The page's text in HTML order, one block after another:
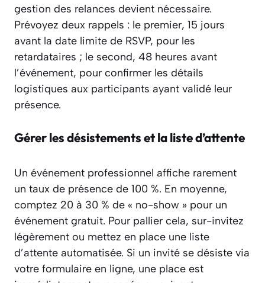
gestion des relances devient nécessaire.
Prévoyez deux rappels : le premier, 15 jours
avant la date limite de RSVP, pour les
retardataires ; le second, 48 heures avant
l’événement, pour confirmer les détails
logistiques aux participants ayant validé leur
présence.
Gérer les désistements et la liste d’attente
Un événement professionnel affiche rarement
un taux de présence de 100 %. En moyenne,
comptez 20 à 30 % de « no-show » pour un
événement gratuit. Pour pallier cela, sur-invitez
légèrement ou mettez en place une liste
d’attente automatisée. Si un invité se désiste via
votre formulaire en ligne, une place est